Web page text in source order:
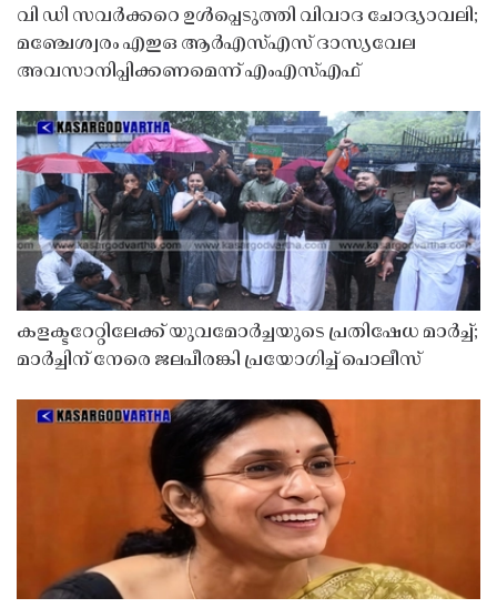
വി ഡി സവർക്കറെ ഉൾപ്പെടുത്തി വിവാദ ചോദ്യാവലി;
മഞ്ചേശ്വരം എഇഒ ആർഎസ്എസ് ദാസ്യവേല
അവസാനിപ്പിക്കണമെന്ന് എംഎസ്എഫ്
കളക്ടറേറ്റിലേക്ക് യുവമോർച്ചയുടെ പ്രതിഷേധ മാർച്ച്;
മാർച്ചിന് നേരെ ജലപീരങ്കി പ്രയോഗിച്ച് പൊലീസ്